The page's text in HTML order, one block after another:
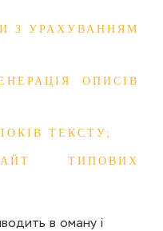
З УРАХУВАННЯМ
ОПИСІВ
ТЕКСТУ;
ТИПОВИХ
в оману і